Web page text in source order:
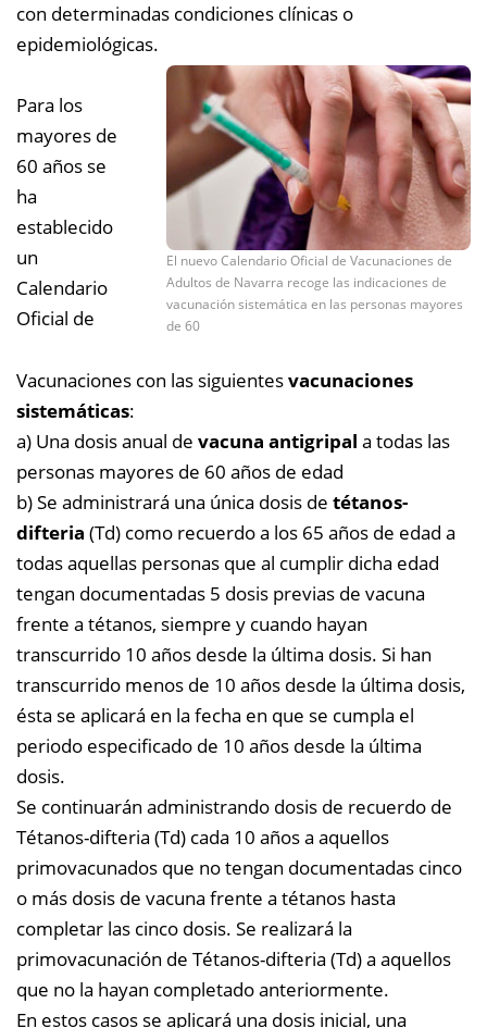
con determinadas condiciones clínicas o
epidemiológicas.
El nuevo Calendario Oficial de Vacunaciones de
Adultos de Navarra recoge las indicaciones de
vacunación sistemática en las personas mayores
de 60
Para los
mayores de
60 años se
ha
establecido
un
Calendario
Oficial de
Vacunaciones con las siguientesvacunaciones
sistemáticas:
a) Una dosis anual de vacuna antigripal a todas las
personas mayores de 60 años de edad
b) Se administrará una única dosis de tétanos-
difteria (Td) como recuerdo a los 65 años de edad a
todas aquellas personas que al cumplir dicha edad
tengan documentadas 5 dosis previas de vacuna
frente a tétanos, siempre y cuando hayan
transcurrido 10 años desde la última dosis. Si han
transcurrido menos de 10 años desde la última dosis,
ésta se aplicará en la fecha en que se cumpla el
periodo especificado de 10 años desde la última
dosis.
Se continuarán administrando dosis de recuerdo de
Tétanos-difteria (Td) cada 10 años a aquellos
primovacunados que no tengan documentadas cinco
o más dosis de vacuna frente a tétanos hasta
completar las cinco dosis. Se realizará la
primovacunación de Tétanos-difteria (Td) a aquellos
que no la hayan completado anteriormente.
En estos casos se aplicará una dosis inicial, una